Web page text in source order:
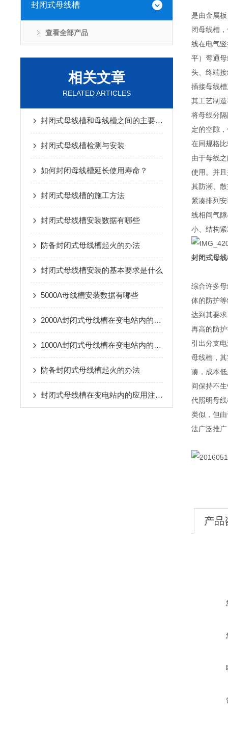
封闭式母线槽
查看全部产品
相关文章
RELATED ARTICLES
封闭式母线槽和母线槽之间的主要区别是什么？
封闭式母线槽检测与安装
如何封闭母线槽延长使用寿命？
封闭式母线槽的施工方法
封闭式母线槽安装数据有哪些
防备封闭式母线槽起火的办法
封闭式母线槽安装的基本要求是什么
5000A母线槽安装数据有哪些
2000A封闭式母线槽在变电站内的应用注意事项
1000A封闭式母线槽在变电站内的应用注意事项
防备封闭式母线槽起火的办法
封闭式母线槽在变电站内的应用注意事项
是由金属
闭母线槽
线在电气
平）弯通
头、终端
插接母线
其工艺制
将母线分
定的空隙
在同规格
由于母线
使用。并
其防潮、
紧凑排列
线相间气
小、结构
封闭式母
综合许多
体的防护
达到其要
再高的防
引出分支
母线槽，
凑，成本
间保持不
代照明母
类似，但
法广泛推广
产品